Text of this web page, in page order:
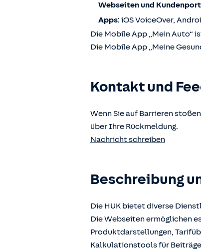
Webseiten und
Apps: iOS VoiceOver,
Die Mobile App „Mein Auto“
Die Mobile App „Meine
Kontakt und
Wenn Sie auf Barrieren
über Ihre Rückmeldung.
Nachricht schreiben
Beschreibung
Die HUK bietet diverse
Die Webseiten ermöglichen
Produktdarstellungen,
Kalkulationstools für